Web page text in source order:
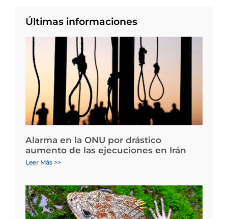
Últimas informaciones
Alarma en la ONU por drástico
aumento de las ejecuciones en Irán
Leer Más >>